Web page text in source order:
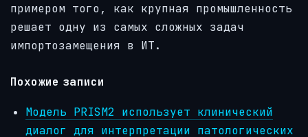
примером того, как крупная промышленность
решает одну из самых сложных задач
импортозамещения в ИТ.
Похожие записи
Модель PRISM2 использует клинический
диалог для интерпретации патологических